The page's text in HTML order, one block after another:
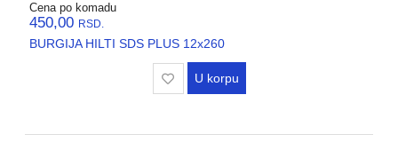
Cena po komadu
450,00 RSD.
BURGIJA HILTI SDS PLUS 12x260
U korpu